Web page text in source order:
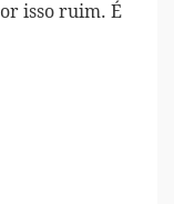
isso ruim. É